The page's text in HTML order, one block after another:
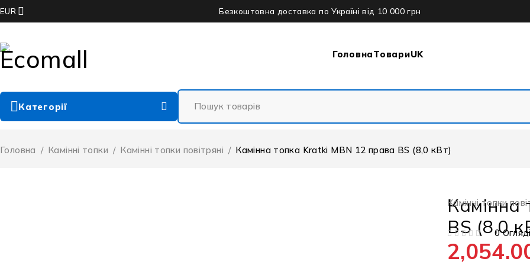
EUR Безкоштовна доставка по Україні від 10 000 грн
ГоловнаТовариUK
Категорії
Головна / Камінні топки / Камінні топки повітряні / Камінна топка Kratki MBN 12 права BS (8,0 кВт)
Камінні топки
Камінна
BS (8,0
0